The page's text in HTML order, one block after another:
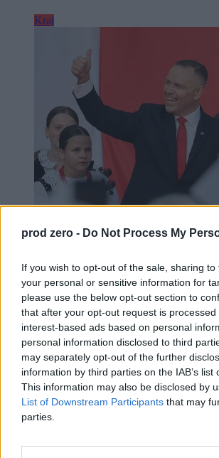
prod zero - Do Not Process My
If you wish to opt-out of the sale, sharing
your personal or sensitive information for
please use the below opt-out section to
that after your opt-out request is
interest-based ads based on personal
personal information disclosed to third
may separately opt-out of the further
information by third parties on the IAB’s
This information may also be disclosed by
List of Downstream Participants that may
parties.
Kraj
„Chcę, byście mnie oceniali”
– Bardzo się cieszę, że w rok od
prezydentem w naszym wspólnym domu. Wy
tym, że mam być waszym głosem w Pałacu
powiedział Karol Nawrocki podczas
zaprzysiężenia na stanowisko prezydenta RP.
zapowiedział, że w ciągu kilku miesięcy będzie
prezydencka strategia rozwoju.
Paweł Żurek
6 min